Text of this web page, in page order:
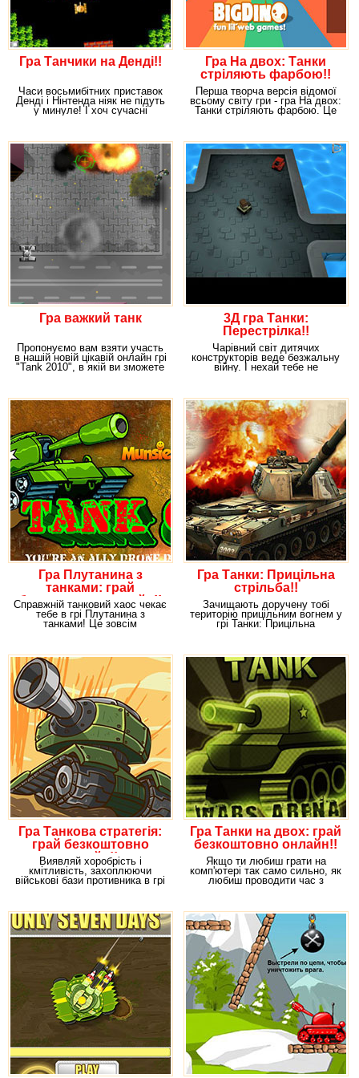
Гра Танчики на Денді!!
Часи восьмибітних приставок
Денді і Нінтенда ніяк не підуть
у минуле! І хоч сучасні
Гра На двох: Танки
стріляють фарбою!!
Перша творча версія відомої
всьому світу гри - гра На двох:
Танки стріляють фарбою. Це
Гра важкий танк
Пропонуємо вам взяти участь
в нашій новій цікавій онлайн грі
"Tank 2010", в якій ви зможете
3Д гра Танки:
Перестрілка!!
Чарівний світ дитячих
конструкторів веде безжальну
війну. І нехай тебе не
Гра Плутанина з
танками: грай
безкоштовно онлайн!!
Справжній танковий хаос чекає
тебе в грі Плутанина з
танками! Це зовсім
Гра Танки: Прицільна
стрільба!!
Зачищають доручену тобі
територію прицільним вогнем у
грі Танки: Прицільна
Гра Танкова стратегія:
грай безкоштовно
онлайн!!
Виявляй хоробрість і
кмітливість, захоплюючи
військові бази противника в грі
Гра Танки на двох: грай
безкоштовно онлайн!!
Якщо ти любиш грати на
комп'ютері так само сильно, як
любиш проводити час з